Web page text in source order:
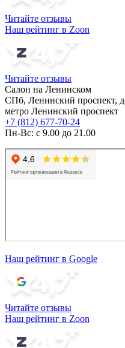
Читайте отзывы
Наш рейтинг в Zoon
Читайте отзывы
Салон на Ленинском
СПб, Ленинский проспект,
метро Ленинский проспект
+7 (812) 677-70-24
Пн-Вс: с 9.00 до 21.00
Наш рейтинг в Google
Читайте отзывы
Наш рейтинг в Zoon